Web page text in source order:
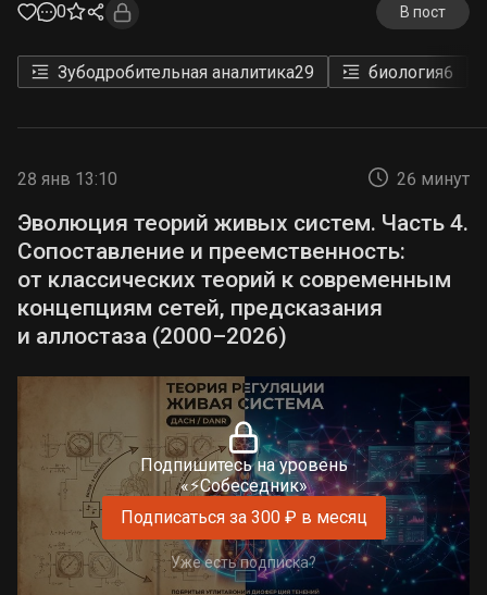
0 В пост
Зубодробительная аналитика29 биология6
28 янв 13:10 26 минут
Эволюция теорий живых систем. Часть 4.
Сопоставление и преемственность:
от классических теорий к современным
концепциям сетей, предсказания
и аллостаза (2000–2026)
Подпишитесь на уровень
«⚡Собеседник»
Подписаться за 300 ₽ в месяц
Уже есть подписка?